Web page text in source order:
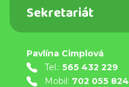
Sekretariát
Pavlína Cimplová
Tel.: 565 432 229
Mobil: 702 055 824